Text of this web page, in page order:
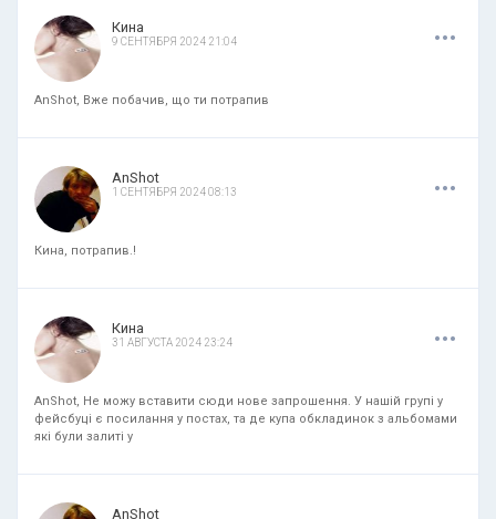
Кина
9 СЕНТЯБРЯ 2024 21:04 ...
AnShot, Вже побачив, що ти потрапив
AnShot
1 СЕНТЯБРЯ 2024 08:13 ...
Кина, потрапив.!
Кина
31 АВГУСТА 2024 23:24 ...
AnShot, Не можу вставити сюди нове запрошення. У нашій групі у
фейсбуці є посилання у постах, та де купа обкладинок з альбомами
які були залиті у
AnShot